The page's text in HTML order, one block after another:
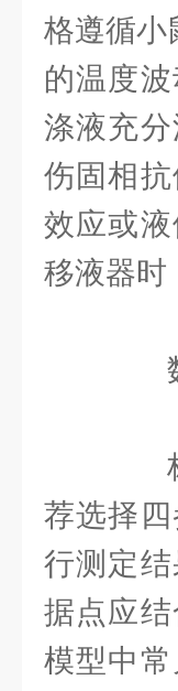
格遵循小
的温度
涤液充
伤固相
效应或
移液器时
数
标
荐选择
行测定
据点应
模型中